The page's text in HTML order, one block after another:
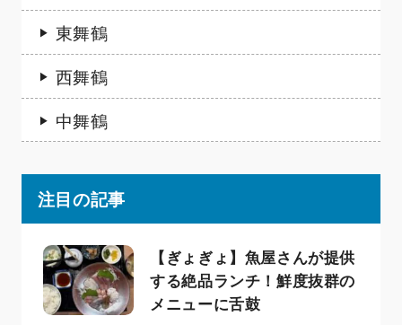
東舞鶴
西舞鶴
中舞鶴
注目の記事
【ぎょぎょ】魚屋さんが提供
する絶品ランチ！鮮度抜群の
メニューに舌鼓